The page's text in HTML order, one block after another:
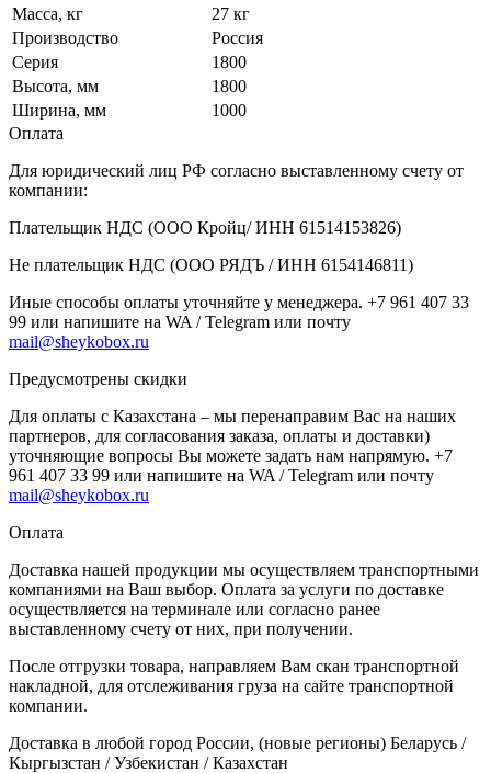
Масса, кг
27 кг
Производство
Россия
Серия
1800
Высота, мм
1800
Ширина, мм
1000
Оплата
Для юридический лиц РФ согласно выставленному счету от
компании:
Плательщик НДС (ООО Кройц/ ИНН 61514153826)
Не плательщик НДС (ООО РЯДЪ / ИНН 6154146811)
Иные способы оплаты уточняйте у менеджера. +7 961 407 33
99 или напишите на WA / Telegram или почту
mail@sheykobox.ru
Предусмотрены скидки
Для оплаты с Казахстана – мы перенаправим Вас на наших
партнеров, для согласования заказа, оплаты и доставки)
уточняющие вопросы Вы можете задать нам напрямую. +7
961 407 33 99 или напишите на WA / Telegram или почту
mail@sheykobox.ru
Оплата
Доставка нашей продукции мы осуществляем транспортными
компаниями на Ваш выбор. Оплата за услуги по доставке
осуществляется на терминале или согласно ранее
выставленному счету от них, при получении.
После отгрузки товара, направляем Вам скан транспортной
накладной, для отслеживания груза на сайте транспортной
компании.
Доставка в любой город России, (новые регионы) Беларусь /
Кыргызстан / Узбекистан / Казахстан